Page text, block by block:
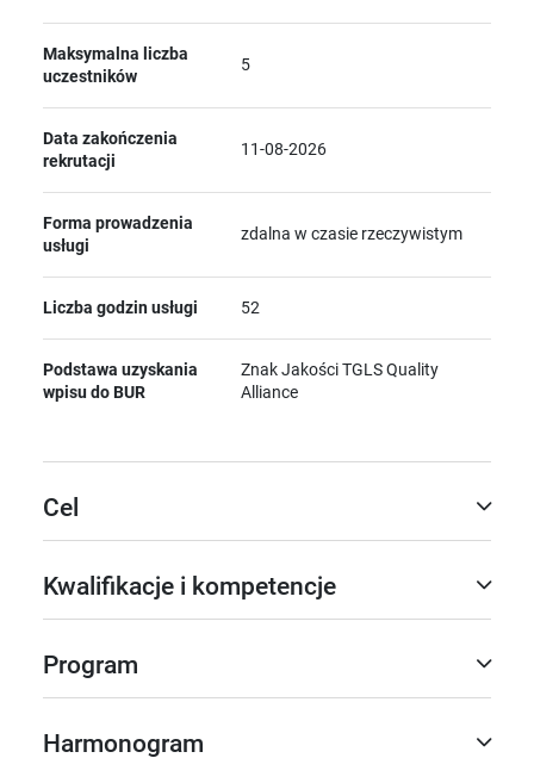
Maksymalna liczba
uczestników
5
Data zakończenia
rekrutacji
11-08-2026
Forma prowadzenia
usługi
zdalna w czasie rzeczywistym
Liczba godzin usługi 52
Podstawa uzyskania
wpisu do BUR
Znak Jakości TGLS Quality
Alliance
Cel
Kwalifikacje i kompetencje
Program
Harmonogram